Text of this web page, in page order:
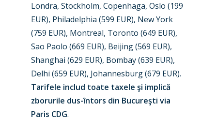
Londra, Stockholm, Copenhaga, Oslo (199
EUR), Philadelphia (599 EUR), New York
(759 EUR), Montreal, Toronto (649 EUR),
Sao Paolo (669 EUR), Beijing (569 EUR),
Shanghai (629 EUR), Bombay (639 EUR),
Delhi (659 EUR), Johannesburg (679 EUR).
Tarifele includ toate taxele şi implică
zborurile dus-întors din Bucureşti via
Paris CDG.
Industry
Accidents / Incidents
Airshows
Dubai 2025
Paris 2025
Farnborough 2024
Paris 2023
Business Jets
Military
Trip Reports